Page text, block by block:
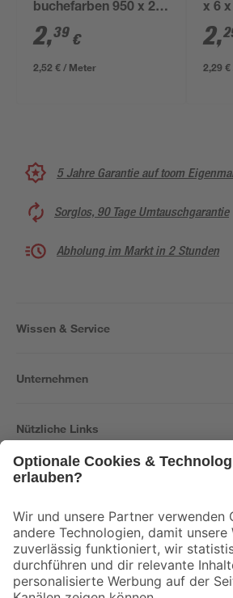
buchefarben 950 x 20
x 5 mm
2,39 €
2,52 € / Meter
x 6
2,
2,29
5 Jahre Garantie auf toom
Sorglos, 90 Tage Umtauschgarantie
Abholung im Markt in 2 Stunden
Wissen & Service
Unternehmen
Nützliche Links
Der toom Newsletter: Keine Angebote und
Zur Newsletter Anmeldung